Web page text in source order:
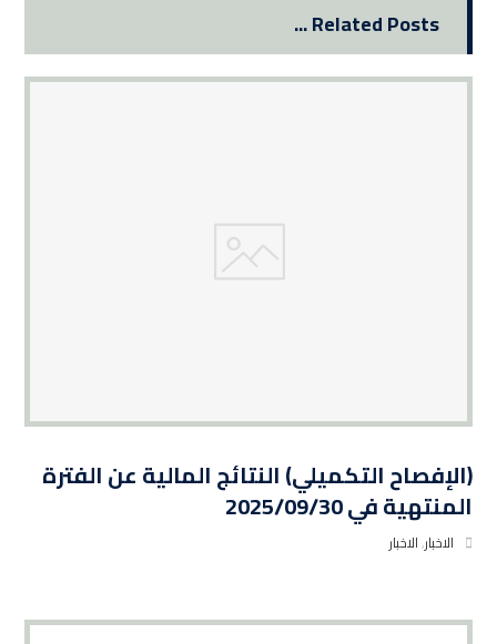
Related Posts ...
(الإفصاح التكميلي) النتائج المالية عن الفترة
المنتهية في 2025/09/30
الاخبار,الاخبار